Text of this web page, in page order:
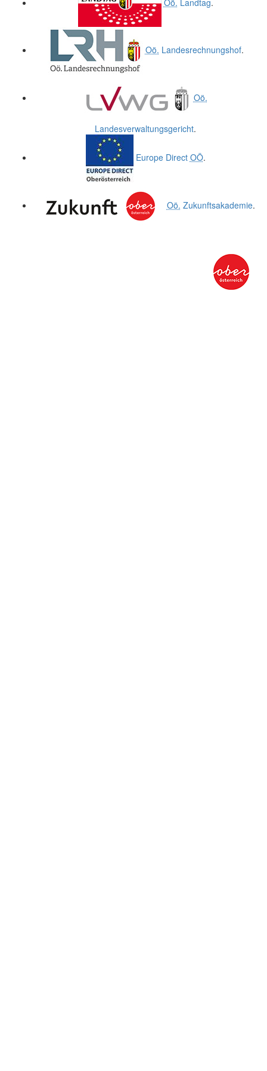
Oö. Landesrechnungshof.
Oö.
Landesverwaltungsgericht.
Europe Direct OÖ.
Oö. Zukunftsakademie.